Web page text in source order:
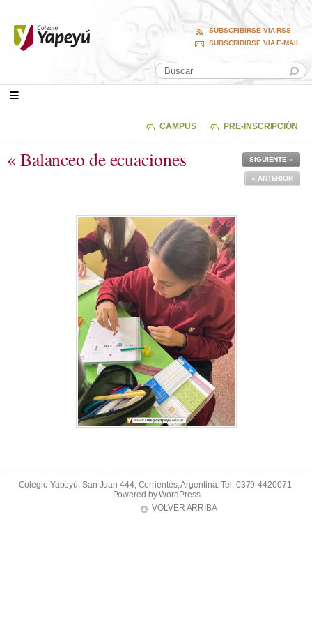
SUBSCRIBIRSE VIA RSS
SUBSCRIBIRSE VIA E-MAIL
CAMPUS PRE-INSCRIPCIÓN
« Balanceo de ecuaciones SIGUIENTE »
« ANTERIOR
Colegio Yapeyú, San Juan 444, Corrientes, Argentina. Tel: 0379-4420071 -
Powered byWordPress.
VOLVER ARRIBA